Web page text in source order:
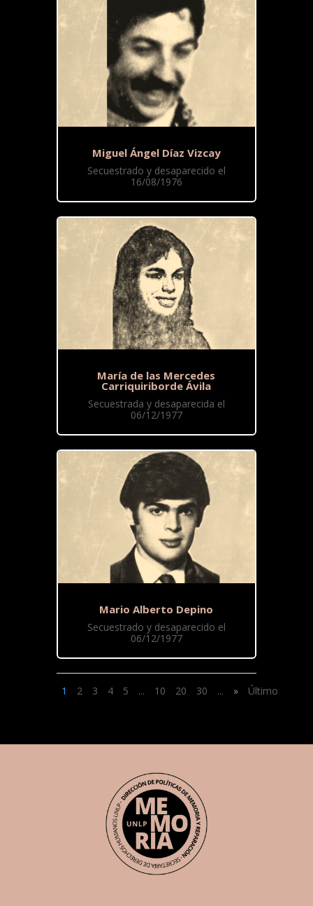
Miguel Ángel Díaz Vizcay
Secuestrado y desaparecido el
16/08/1976
María de las Mercedes
Carriquiriborde Ávila
Secuestrada y desaparecida el
06/12/1977
Mario Alberto Depino
Secuestrado y desaparecido el
06/12/1977
1 2 3 4 5 ... 10 20 30 ... » Último